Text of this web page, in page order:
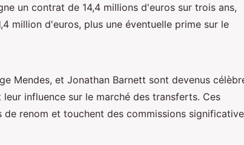
un contrat de 14,4 millions d'euros sur trois ans,
million d'euros, plus une éventuelle prime sur le
Mendes, et Jonathan Barnett sont devenus
influence sur le marché des transferts. Ces
renom et touchent des commissions